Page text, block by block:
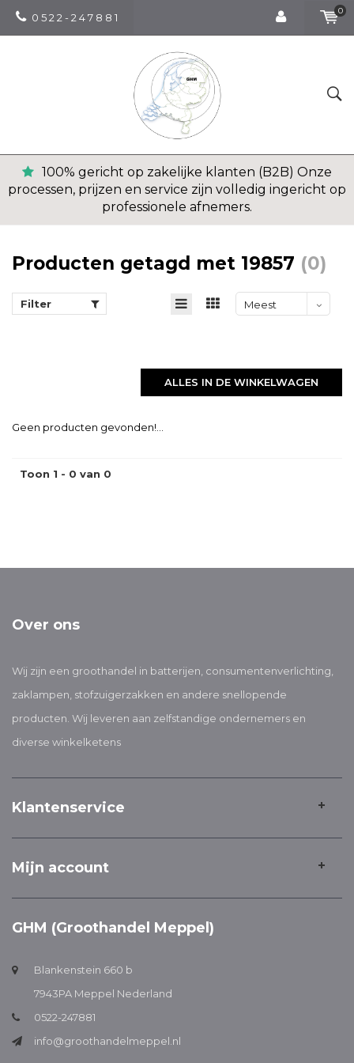
0 5 2 2 - 2 4 7 8 8 1
0
100% gericht op zakelijke klanten (B2B) Onze
processen, prijzen en service zijn volledig ingericht op
professionele afnemers.
Producten getagd met 19857 (0)
Filter
Meest
ALLES IN DE WINKELWAGEN
Geen producten gevonden!...
Toon 1 - 0 van 0
Over ons
Wij zijn een groothandel in batterijen, consumentenverlichting,
zaklampen, stofzuigerzakken en andere snellopende
producten. Wij leveren aan zelfstandige ondernemers en
diverse winkelketens
Klantenservice
Mijn account
GHM (Groothandel Meppel)
Blankenstein 660 b
7943PA Meppel Nederland
0522-247881
info@groothandelmeppel.nl